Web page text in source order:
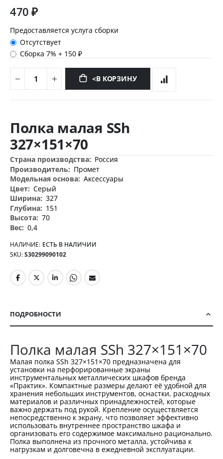
470 ₽
Предоставляется услуга сборки
Отсутствует
Сборка 7%+ 150 ₽
<В КОРЗИНУ
к
началу
изображений
Полка малая SSh
327×151×70
Дополнительная
информация
Россия
Промет
Аксессуары
Серый
327
151
70
0,4
НАЛИЧИЕ: ЕСТЬ В НАЛИЧИИ
SKU S30299090102
ПОДРОБНОСТИ
Полка малая SSh 327×151×70
Малая полка SSh 327×151×70 предназначена для
установки на перфорированные экраны
инструментальных металлических шкафов бренда
«Практик». Компактные размеры делают её удобной для
хранения небольших инструментов, оснастки, расходных
материалов и различных принадлежностей, которые
важно держать под рукой. Крепление осуществляется
непосредственно к экрану, что позволяет эффективно
использовать внутреннее пространство шкафа и
организовать его содержимое максимально рационально.
Полка выполнена из прочного металла, устойчива к
нагрузкам и долговечна в ежедневной эксплуатации.